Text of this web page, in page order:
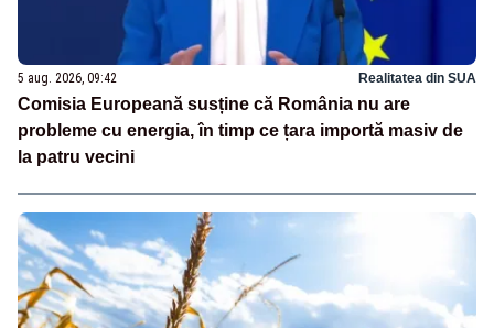
5 aug. 2026, 09:42 Realitatea din SUA
Comisia Europeană susține că România nu are
probleme cu energia, în timp ce țara importă masiv de
la patru vecini